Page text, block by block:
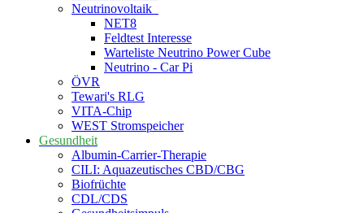
Neutrinovoltaik
NET8
Feldtest Interesse
Warteliste Neutrino Power Cube
Neutrino - Car Pi
ÖVR
Tewari's RLG
VITA-Chip
WEST Stromspeicher
Gesundheit
Albumin-Carrier-Therapie
CILI: Aquazeutisches CBD/CBG
Biofrüchte
CDL/CDS